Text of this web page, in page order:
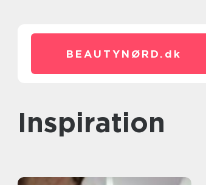
BEAUTYNØRD. dk
inspiration